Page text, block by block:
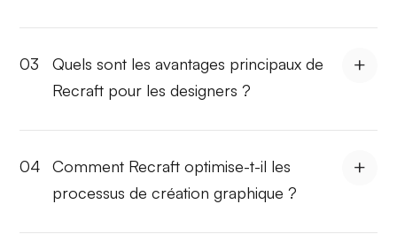
03
Quels sont les avantages principaux de
Recraft pour les designers ?
04
Comment Recraft optimise-t-il les
processus de création graphique ?